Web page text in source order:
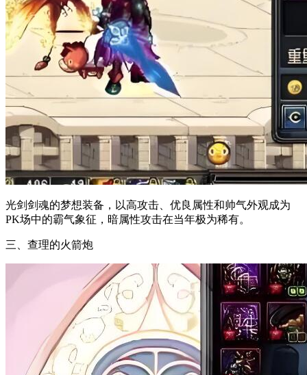
光剑剑魂的梦想装备，以高攻击、优良属性和帅气外观成为
PK场中的霸气象征，暗属性攻击在当年极为稀有。
三、查理的火箭炮